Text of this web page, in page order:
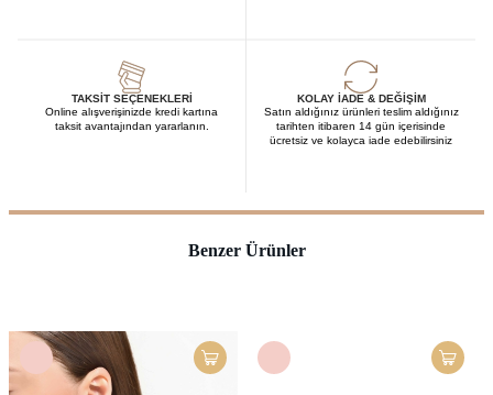
TAKSIT SEÇENEKLERI
Online alışverişinizde kredi kartına
taksit avantajından yararlanın.
KOLAY İADE & DEĞIŞIM
Satın aldığınız ürünleri teslim aldığınız
tarihten itibaren 14 gün içerisinde
ücretsiz ve kolayca iade edebilirsiniz
Benzer Ürünler